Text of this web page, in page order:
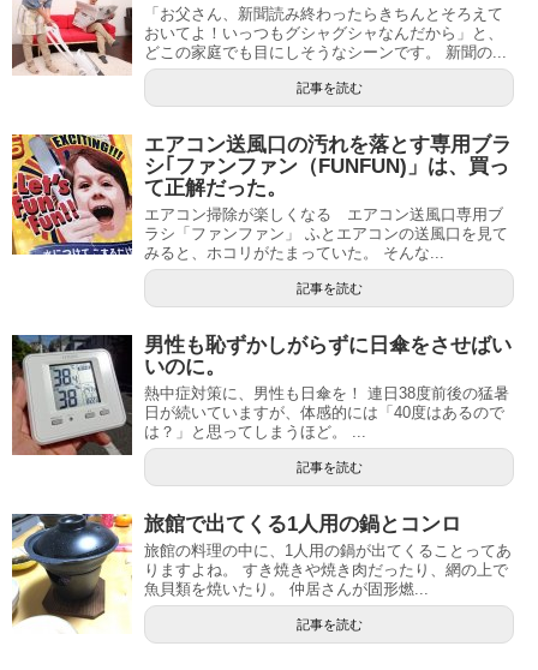
「お父さん、新聞読み終わったらきちんとそろえて
おいてよ！いっつもグシャグシャなんだから」と、
どこの家庭でも目にしそうなシーンです。 新聞の...
記事を読む
エアコン送風口の汚れを落とす専用ブラ
シ｢ファンファン（FUNFUN)」は、買っ
て正解だった。
エアコン掃除が楽しくなる エアコン送風口専用ブ
ラシ「ファンファン」 ふとエアコンの送風口を見て
みると、ホコリがたまっていた。 そんな...
記事を読む
男性も恥ずかしがらずに日傘をさせばい
いのに。
熱中症対策に、男性も日傘を！ 連日38度前後の猛暑
日が続いていますが、体感的には「40度はあるので
は？」と思ってしまうほど。 ...
記事を読む
旅館で出てくる1人用の鍋とコンロ
旅館の料理の中に、1人用の鍋が出てくることってあ
りますよね。 すき焼きや焼き肉だったり、網の上で
魚貝類を焼いたり。 仲居さんが固形燃...
記事を読む